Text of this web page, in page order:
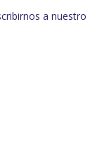
a nuestro